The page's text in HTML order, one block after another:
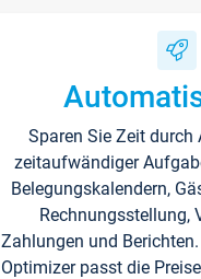
Sparen Sie Zeit
zeitaufwändiger
Belegungskalendern,
Rechnungsstellung,
Zahlungen und
Optimizer passt die